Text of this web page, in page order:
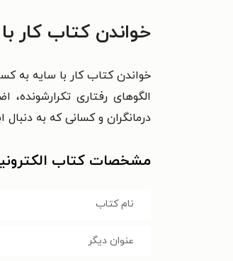
خواندن کتاب کار
خواندن کتاب کار با سایه به
الگوهای رفتاری
درمانگران و کسانی که به
مشخصات کتاب
نام کتاب
عنوان دیگر